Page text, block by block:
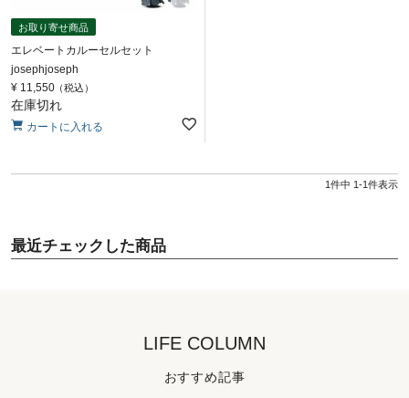
お取り寄せ商品
エレベートカルーセルセット
josephjoseph
¥ 11,550 税込
在庫切れ
カートに入れる
1 件中 1 -1 件表示
最近チェックした商品
LIFE COLUMN
おすすめ記事